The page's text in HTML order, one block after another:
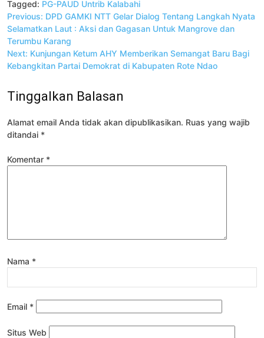
Tagged: PG-PAUD Untrib Kalabahi
Navigasi
pos
Previous: DPD GAMKI NTT Gelar Dialog Tentang Langkah Nyata
Selamatkan Laut : Aksi dan Gagasan Untuk Mangrove dan
Terumbu Karang
Next: Kunjungan Ketum AHY Memberikan Semangat Baru Bagi
Kebangkitan Partai Demokrat di Kabupaten Rote Ndao
Tinggalkan Balasan
Alamat email Anda tidak akan dipublikasikan. Ruas yang wajib
ditandai *
Komentar *
Nama *
Email *
Situs Web